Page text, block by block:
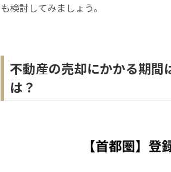
も検討してみましょう。
不動産の売却にかかる期
は？